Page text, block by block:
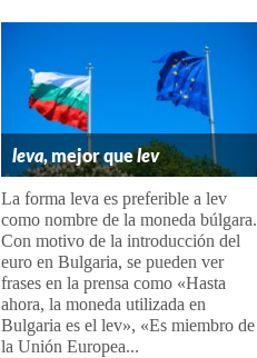
leva, mejor quelev
La forma leva es preferible a lev
como nombre de la moneda búlgara.
Con motivo de la introducción del
euro en Bulgaria, se pueden ver
frases en la prensa como «Hasta
ahora, la moneda utilizada en
Bulgaria es el lev», «Es miembro de
la Unión Europea...